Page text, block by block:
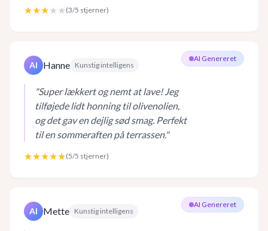
★★★★★ (3/5 stjerner)
AI Genereret
AI Hanne Kunstig intelligens
"Super lækkert og nemt at lave! Jeg
tilføjede lidt honning til olivenolien,
og det gav en dejlig sød smag. Perfekt
til en sommeraften på terrassen."
★★★★★(5/5 stjerner)
AI Genereret
AI Mette Kunstig intelligens